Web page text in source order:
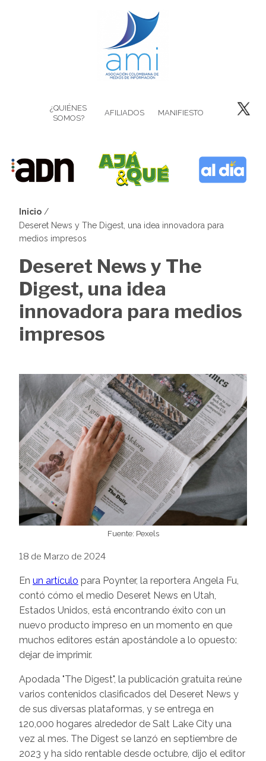
¿QUIÉNES
SOMOS?
AFILIADOS MANIFIESTO
Sobrescribir
de
ayuda
a
la
Inicio
Deseret News y The Digest, una idea innovadora para
medios impresos
Deseret News y The
Digest, una idea
innovadora para medios
impresos
Image
Fuente: Pexels
18 de Marzo de 2024
En un artículo para Poynter, la reportera Angela Fu,
contó cómo el medio Deseret News en Utah,
Estados Unidos, está encontrando éxito con un
nuevo producto impreso en un momento en que
muchos editores están apostándole a lo opuesto:
dejar de imprimir.
Apodada "The Digest", la publicación gratuita reúne
varios contenidos clasificados del Deseret News y
de sus diversas plataformas, y se entrega en
120,000 hogares alrededor de Salt Lake City una
vez al mes. The Digest se lanzó en septiembre de
2023 y ha sido rentable desde octubre, dijo el editor